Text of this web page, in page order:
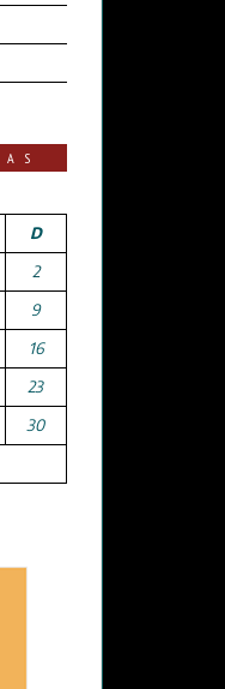
D
2
9
16
23
30